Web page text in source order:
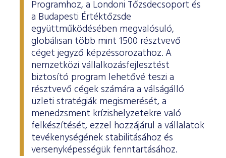
ESG Útmutató
Programhoz, a Londoni Tőzsdecsoport és
a Budapesti Értéktőzsde
együttműködésében megvalósuló,
globálisan több mint 1500 résztvevő
céget jegyző képzéssorozathoz. A
nemzetközi vállalkozásfejlesztést
biztosító program lehetővé teszi a
résztvevő cégek számára a válságálló
üzleti stratégiák megismerését, a
menedzsment krízishelyzetekre való
felkészítését, ezzel hozzájárul a vállalatok
tevékenységének stabilitásához és
versenyképességük fenntartásához.